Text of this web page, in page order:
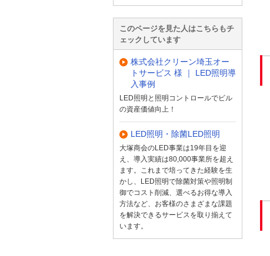
このページを見た人はこちらもチ
ェックしています
株式会社クリーン埼玉オー
トサービス 様 ｜ LED照明導
入事例
LED照明と照明コントロールでビル
の資産価値向上！
LED照明・除菌LED照明
大塚商会のLED事業は19年目を迎
え、導入実績は80,000事業所を超え
ます。これまで培ってきた経験を生
かし、LED照明で除菌対策や照明制
御でコスト削減、選べるお得な導入
方法など、お客様のさまざまな課題
を解決できるサービスを取り揃えて
います。